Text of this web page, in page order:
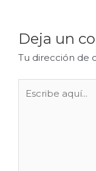
Deja un
Tu dirección de
aquí...